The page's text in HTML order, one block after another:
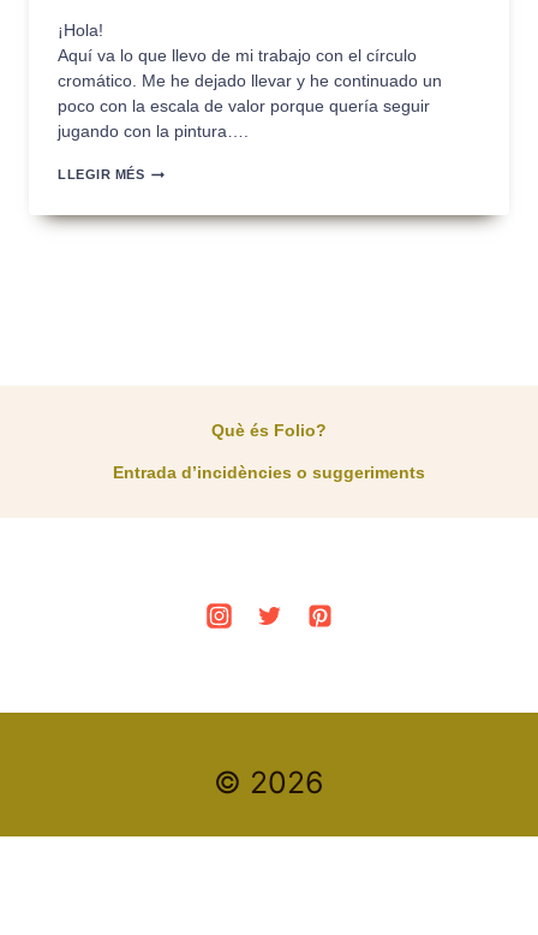
¡Hola!
Aquí va lo que llevo de mi trabajo con el círculo
cromático. Me he dejado llevar y he continuado un
poco con la escala de valor porque quería seguir
jugando con la pintura….
LLEGIR MÉSPEC1
PARCIAL
Què és Folio?
Entrada d’incidències o suggeriments
© 2026